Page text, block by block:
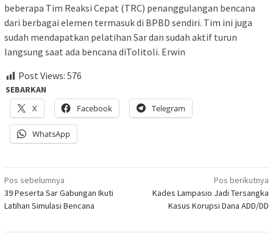
beberapa Tim Reaksi Cepat (TRC) penanggulangan bencana
dari berbagai elemen termasuk di BPBD sendiri. Tim ini juga
sudah mendapatkan pelatihan Sar dan sudah aktif turun
langsung saat ada bencana diTolitoli. Erwin
Post Views: 576
SEBARKAN
X
Facebook Telegram
WhatsApp
Navigasi
pos
Pos sebelumnya
39 Peserta Sar Gabungan Ikuti
Latihan Simulasi Bencana
Pos berikutnya
Kades Lampasio Jadi Tersangka
Kasus Korupsi Dana ADD/DD